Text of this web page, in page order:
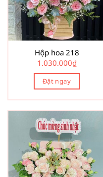
Hộp hoa 218
1.030.000₫
Đặt ngay